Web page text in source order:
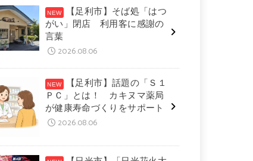
【足利市】そば処「はつ
がい」閉店 利用客に感謝の
言葉
2026.08.06
【足利市】話題の「Ｓ１
ＰＣ」とは！ カキヌマ薬局
が健康寿命づくりをサポート
2026.08.06